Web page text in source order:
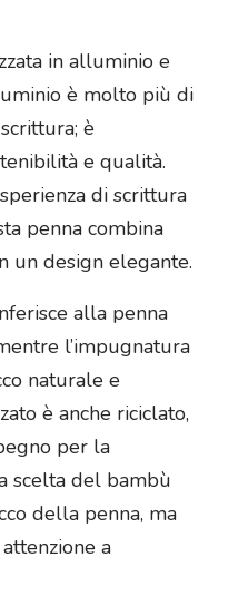
in alluminio e
è molto più di
è
e qualità.
di scrittura
penna combina
un design elegante.
alla penna
l’impugnatura
naturale e
è anche riciclato,
per la
scelta del bambù
della penna, ma
a